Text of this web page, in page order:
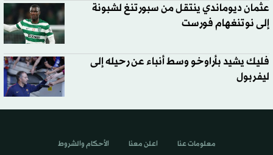
عثمان ديوماندي ينتقل من سبورتنغ لشبونة
إلى نوتنغهام فورست
فليك يشيد بأراوخو وسط أنباء عن رحيله إلى
ليفربول
معلومات عنا اعلن معنا الأحكام والشروط